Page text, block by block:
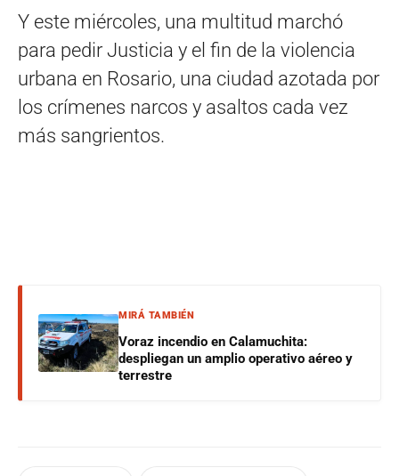
Y este miércoles, una multitud marchó
para pedir Justicia y el fin de la violencia
urbana en Rosario, una ciudad azotada por
los crímenes narcos y asaltos cada vez
más sangrientos.
MIRÁ TAMBIÉN
Voraz incendio en Calamuchita:
despliegan un amplio operativo aéreo y
terrestre